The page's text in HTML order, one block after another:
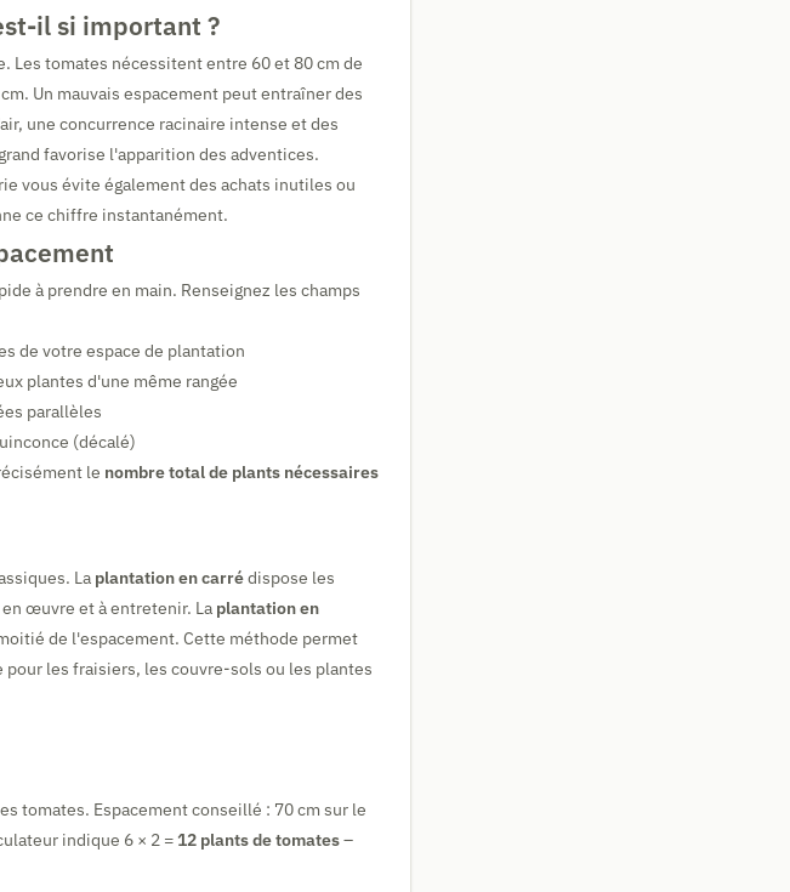
il si important ?
Les tomates nécessitent entre 60 et 80 cm de
Un mauvais espacement peut entraîner des
une concurrence racinaire intense et des
favorise l'apparition des adventices.
vous évite également des achats inutiles ou
ce chiffre instantanément.
à prendre en main. Renseignez les champs
de votre espace de plantation
plantes d'une même rangée
parallèles
(décalé)
le nombre total de plants nécessaires
La plantation en carrédispose les
œuvre et à entretenir. La plantation en
de l'espacement. Cette méthode permet
les fraisiers, les couvre-sols ou les plantes
tomates. Espacement conseillé : 70 cm sur le
indique 6 × 2 = 12 plants de tomates–